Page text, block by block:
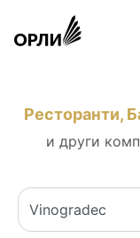
Ресторанти,
и други